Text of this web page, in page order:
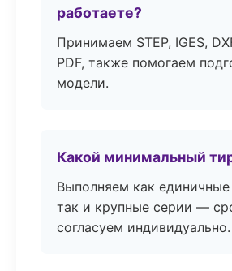
работаете?
Принимаем STEP, IGES,
PDF, также помогаем
модели.
Какой минимальный
Выполняем как единичные
так и крупные серии —
согласуем индивидуально.